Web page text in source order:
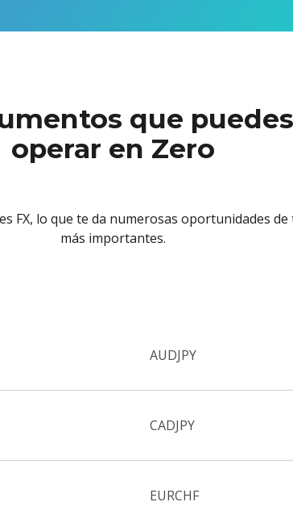
que
operar en Zero
FX, lo que te da numerosas oportunidades
más importantes.
AUDJPY
CADJPY
EURCHF